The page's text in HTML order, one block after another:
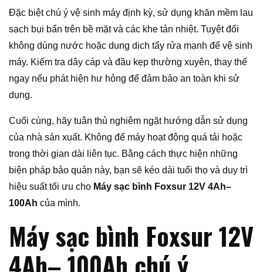
Đặc biệt chú ý vệ sinh máy định kỳ, sử dụng khăn mềm lau
sạch bụi bẩn trên bề mặt và các khe tản nhiệt. Tuyệt đối
không dùng nước hoặc dung dịch tẩy rửa mạnh để vệ sinh
máy. Kiểm tra dây cáp và đầu kẹp thường xuyên, thay thế
ngay nếu phát hiện hư hỏng để đảm bảo an toàn khi sử
dụng.
Cuối cùng, hãy tuân thủ nghiêm ngặt hướng dẫn sử dụng
của nhà sản xuất. Không để máy hoạt động quá tải hoặc
trong thời gian dài liên tục. Bằng cách thực hiện những
biện pháp bảo quản này, bạn sẽ kéo dài tuổi thọ và duy trì
hiệu suất tối ưu cho Máy sạc bình Foxsur 12V 4Ah–
100Ah của mình.
Máy sạc bình Foxsur 12V